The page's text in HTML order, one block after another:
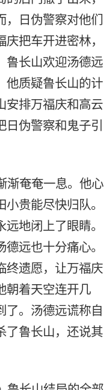
，日伪警察对他们
把车开进密林，
鲁长山欢迎汤德远
他质疑鲁长山的计
安排万福庆和高云
伪警察和鬼子引
渐奄奄一息。他心
贵能尽快归队。
地闭上了眼睛。
远也十分痛心。
终遗愿，让万福庆
朝着天空连开几
了。汤德远谎称自
了鲁长山，还说其